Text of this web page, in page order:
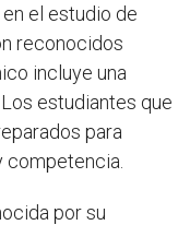
el estudio de
reconocidos
incluye una
estudiantes que
para
competencia.
por su